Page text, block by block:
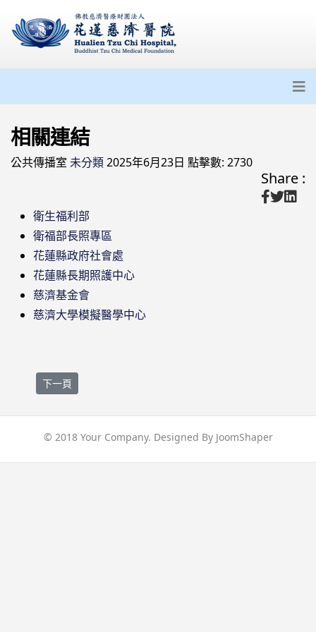
相關連結
公共傳播室 未分類2025年6月23日 點擊數: 2730
Share :
衛生福利部
衛福部長照專區
花蓮縣政府社會處
花蓮縣長期照護中心
慈濟基金會
慈濟大學模擬醫學中心
下一篇文章: 照片
下一頁
© 2018 Your Company. Designed By JoomShaper